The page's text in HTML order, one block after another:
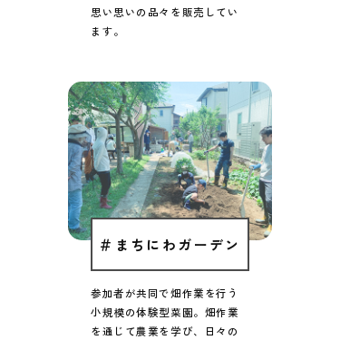
思い思いの 品々を販売してい
ます。
＃まちにわガーデン
参加者が共同で畑作業を行う
小規模の体験型菜園。 畑作業
を通じて農業を学び、
日々の